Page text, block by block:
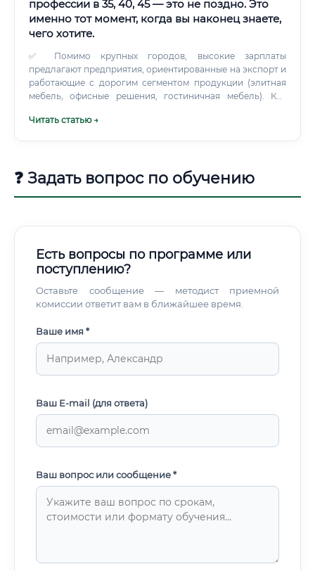
профессии в 35, 40, 45 — это не поздно. Это
именно тот момент, когда вы наконец знаете,
чего хотите.
✅ Помимо крупных городов, высокие зарплаты
предлагают предприятия, ориентированные на экспорт и
работающие с дорогим сегментом продукции (элитная
мебель, офисные решения, гостиничная мебель). Как
вопросов: можно ли войти в профессию без опыта?
Читать статью →
❓ Задать вопрос по обучению
Есть вопросы по программе или
поступлению?
Оставьте сообщение — методист приемной
комиссии ответит вам в ближайшее время.
Ваше имя *
Ваш E-mail (для ответа)
Ваш вопрос или сообщение *